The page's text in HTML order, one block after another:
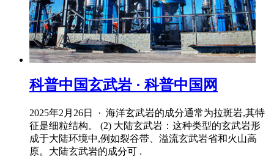
科普中国玄武岩 · 科普中国网
2025年2月26日 · 海洋玄武岩的成分通常为拉斑岩,其特
征是细粒结构。 (2) 大陆玄武岩：这种类型的玄武岩形
成于大陆环境中,例如裂谷带、溢流玄武岩省和火山高
原。大陆玄武岩的成分可 .